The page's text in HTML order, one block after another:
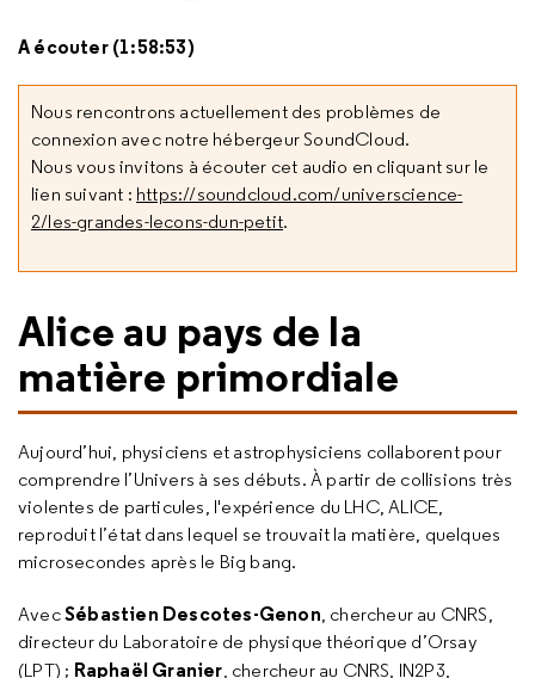
A écouter (1:58:53)
Nous rencontrons actuellement des problèmes de
connexion avec notre hébergeur SoundCloud.
Nous vous invitons à écouter cet audio en cliquant sur le
lien suivant : https://soundcloud.com/universcience-
2/les-grandes-lecons-dun-petit.
Alice au pays de la
matière primordiale
Aujourd’hui, physiciens et astrophysiciens collaborent pour
comprendre l’Univers à ses débuts. À partir de collisions très
violentes de particules, l'expérience du LHC, ALICE,
reproduit l’état dans lequel se trouvait la matière, quelques
microsecondes après le Big bang.
AvecSébastien Descotes-Genon, chercheur au CNRS,
directeur du Laboratoire de physique théorique d’Orsay
(LPT) ; Raphaël Granier, chercheur au CNRS, IN2P3,